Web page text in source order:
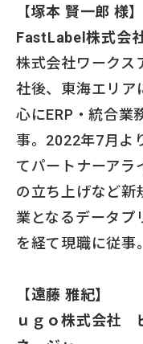
【塚本 賢一郎 様】
FastLabel株式会
株式会社ワークス
社後、東海エリア
心にERP・統合業
事。2022年7月よ
てパートナーアラ
の立ち上げなど新
業となるデータプ
を経て現職に従事。
【遠藤 雅紀】
ｕｇｏ株式会社